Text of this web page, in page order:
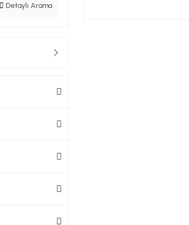
Detaylı Arama